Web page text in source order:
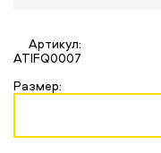
Артикул:
ATIFQ0007
Размер: